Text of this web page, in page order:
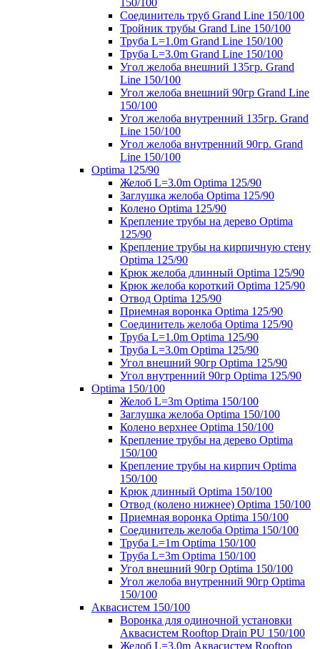
150/100
Соединитель труб Grand Line 150/100
Тройник трубы Grand Line 150/100
Труба L=1.0m Grand Line 150/100
Труба L=3.0m Grand Line 150/100
Угол желоба внешний 135гр. Grand
Line 150/100
Угол желоба внешний 90гр Grand Line
150/100
Угол желоба внутренний 135гр. Grand
Line 150/100
Угол желоба внутренний 90гр. Grand
Line 150/100
Optima 125/90
Желоб L=3.0m Optima 125/90
Заглушка желоба Optima 125/90
Колено Optima 125/90
Крепление трубы на дерево Optima
125/90
Крепление трубы на кирпичную стену
Optima 125/90
Крюк желоба длинный Optima 125/90
Крюк желоба короткий Optima 125/90
Отвод Optima 125/90
Приемная воронка Optima 125/90
Соединитель желоба Optima 125/90
Труба L=1.0m Optima 125/90
Труба L=3.0m Optima 125/90
Угол внешний 90гр Optima 125/90
Угол внутренний 90гр Optima 125/90
Optima 150/100
Желоб L=3m Optima 150/100
Заглушка желоба Optima 150/100
Колено верхнее Optima 150/100
Крепление трубы на дерево Optima
150/100
Крепление трубы на кирпич Optima
150/100
Крюк длинный Optima 150/100
Отвод (колено нижнее) Optima 150/100
Приемная воронка Optima 150/100
Соединитель желоба Optima 150/100
Труба L=1m Optima 150/100
Труба L=3m Optima 150/100
Угол внешний 90гр Optima 150/100
Угол желоба внутренний 90гр Optima
150/100
Аквасистем 150/100
Воронка для одиночной установки
Аквасистем Rooftop Drain PU 150/100
Желоб L=3.0m Аквасистем Rooftop